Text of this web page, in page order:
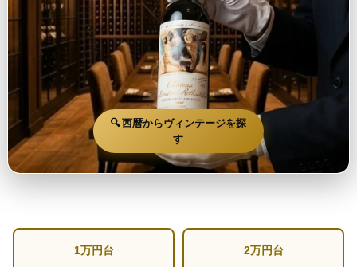
🔍 西暦からヴィンテージを探
す
1万円台 2万円台